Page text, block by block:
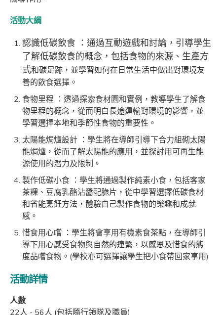
活動大綱
認識低碳飲食 ：通過互動遊戲和討論，引導學生
了解低碳飲食的概念，包括食物的來源、生產方
式和碳足跡，並學習如何在日常生活中做出對環境友
善的飲食選擇。
食物里程 ：透過探索食材園和實例，教導學生了解食
物里程的概念，從而明白長途運輸對環境的影響，並
學習選擇本地和季節性食物的重要性。
太陽能焗爐設計 ：學生將在導師引導下合力組砌太陽
能焗爐，從而了解太陽能的應用，並探討用可再生能
源使用的潛力及限制。
製作低碳小食 ：學生將通過製作純素小食，包括客家
茶粿、豆腐乳酪沾醬配脆片，從中學習選擇低碳食材
和省能烹飪方法，體驗自己製作食物的樂趣和成就
感。
惜食用心嚐 ：學生將會享用有機素食茶點，在導師引
導下用心感受食物與自然的連繫，以感恩及惜食的態
度品嚐食物。(學校亦可選擇讓學生把小食帶回家享用)
活動詳情
人數
22人 - 56人 (包括隨行領隊及職員)